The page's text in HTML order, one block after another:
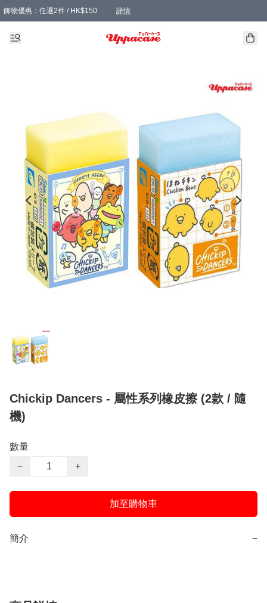
飾物優惠：任選2件 / HK$150 詳情
髮飾優惠：任選2件 / HK$100 詳情
精選襪子優惠：任選3對 / HK$115 詳情
滿額免運：本地訂單滿港幣350元可享免運費優惠
Chickip Dancers - 屬性系列橡皮擦 (2款 / 隨
機)
數量
−
+
加至購物車
簡介 −